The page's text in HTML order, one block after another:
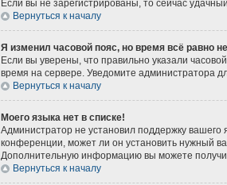
Если вы не зарегистрированы, то сейчас
Вернуться к началу
Я изменил часовой пояс, но время всё равно
Если вы уверены, что правильно указали
время на сервере. Уведомите администратора
Вернуться к началу
Моего языка нет в списке!
Администратор не установил поддержку
конференции, может ли он установить нужный
Дополнительную информацию вы можете
Вернуться к началу